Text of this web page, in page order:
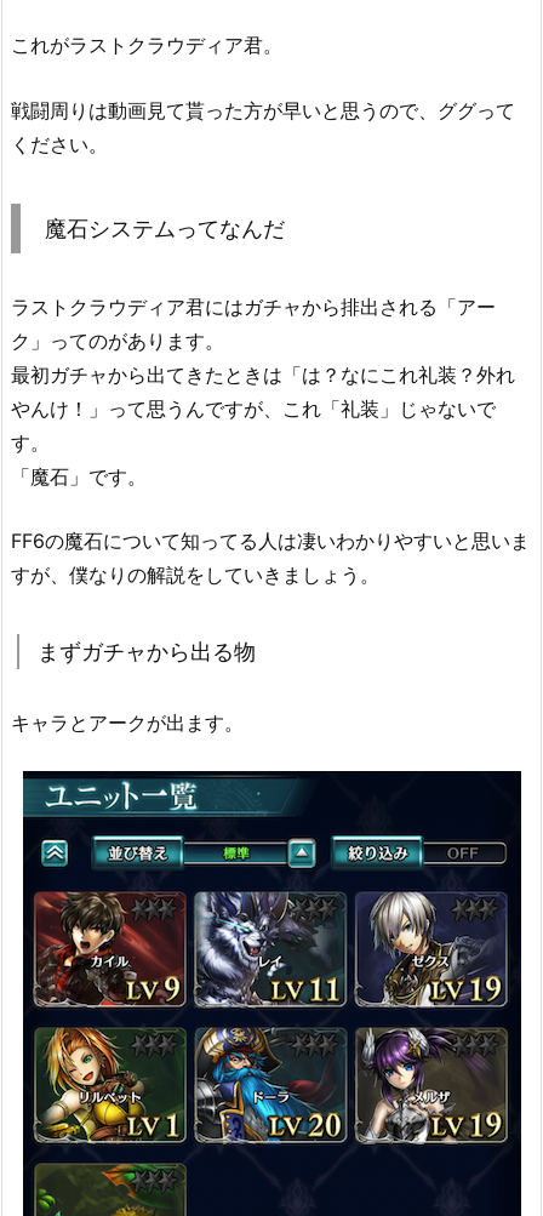
これがラストクラウディア君。
戦闘周りは動画見て貰った方が早いと思うので、ググって
ください。
魔石システムってなんだ
ラストクラウディア君にはガチャから排出される「アー
ク」ってのがあります。
最初ガチャから出てきたときは「は？なにこれ礼装？外れ
やんけ！」って思うんですが、これ「礼装」じゃないで
す。
「魔石」です。
FF6の魔石について知ってる人は凄いわかりやすいと思いま
すが、僕なりの解説をしていきましょう。
まずガチャから出る物
キャラとアークが出ます。